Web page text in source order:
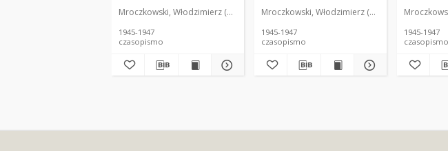
Mroczkowski, Włodzimierz (1902-1971). Redaktor
1945-1947
czasopismo
Mroczkowski, Włodzimierz (1902-1971).
1945-1947
czasopismo
1945-1947
czasopismo